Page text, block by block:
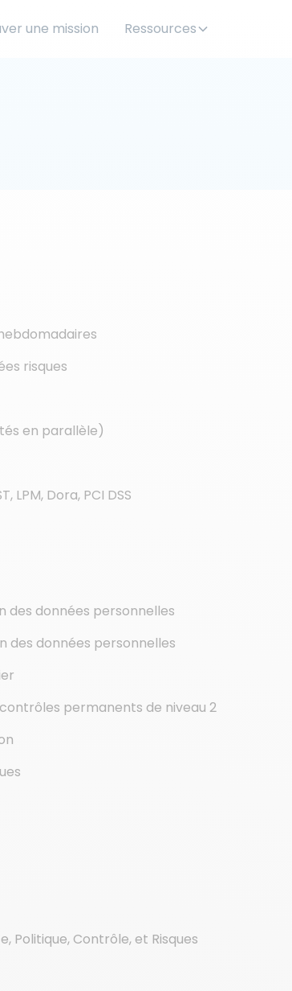
une mission Ressources
risques
en parallèle)
Dora, PCI DSS
des données personnelles
des données personnelles
permanents de niveau 2
Politique, Contrôle, et Risques